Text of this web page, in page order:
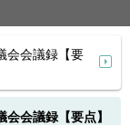
会会議録【要
会議録【要点】